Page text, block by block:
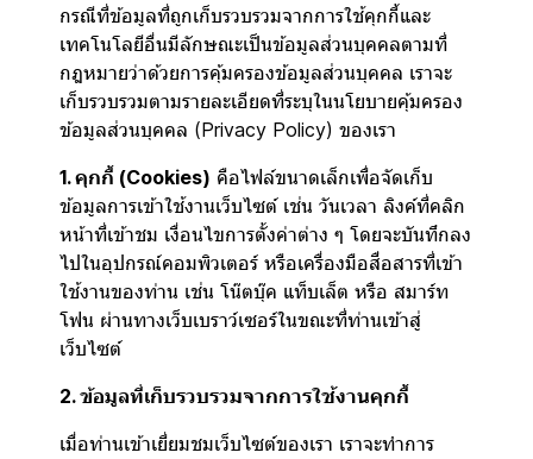
กรณีที่ข้อมูลที่ถูกเก็บรวบรวมจากการใช้คุกกี้และ
เทคโนโลยีอื่นมีลักษณะเป็นข้อมูลส่วนบุคคลตามที่
กฎหมายว่าด้วยการคุ้มครองข้อมูลส่วนบุคคล เราจะ
เก็บรวบรวมตามรายละเอียดที่ระบุในนโยบายคุ้มครอง
ข้อมูลส่วนบุคคล (Privacy Policy) ของเรา
1. คุกกี้ (Cookies) คือไฟล์ขนาดเล็กเพื่อจัดเก็บ
ข้อมูลการเข้าใช้งานเว็บไซต์ เช่น วันเวลา ลิงค์ที่คลิก
หน้าที่เข้าชม เงื่อนไขการตั้งค่าต่าง ๆ โดยจะบันทึกลง
ไปในอุปกรณ์คอมพิวเตอร์ หรือเครื่องมือสื่อสารที่เข้า
ใช้งานของท่าน เช่น โน๊ตบุ๊ค แท็บเล็ต หรือ สมาร์ท
โฟน ผ่านทางเว็บเบราว์เซอร์ในขณะที่ท่านเข้าสู่
เว็บไซต์
2. ข้อมูลที่เก็บรวบรวมจากการใช้งานคุกกี้
เมื่อท่านเข้าเยี่ยมชมเว็บไซต์ของเรา เราจะทำการ